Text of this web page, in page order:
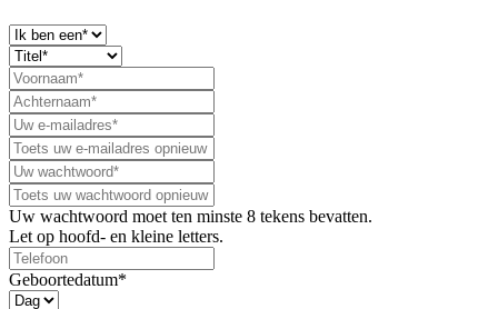
Uw wachtwoord moet ten minste 8 tekens bevatten.
Let op hoofd- en kleine letters.
Geboortedatum*